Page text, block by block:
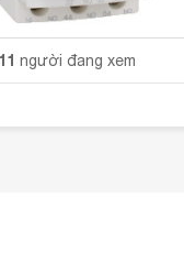
11 người đang xem